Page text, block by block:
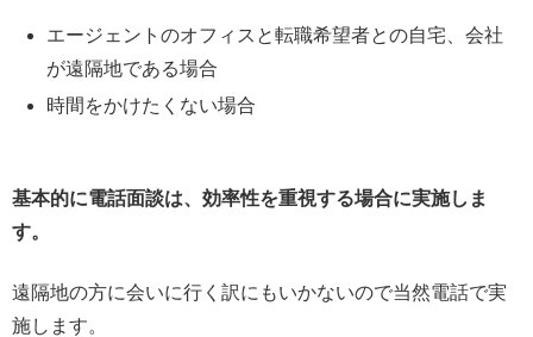
エージェントのオフィスと転職希望者との自宅、会社
が遠隔地である場合
時間をかけたくない場合
基本的に電話面談は、効率性を重視する場合に実施しま
す。
遠隔地の方に会いに行く訳にもいかないので当然電話で実
施します。